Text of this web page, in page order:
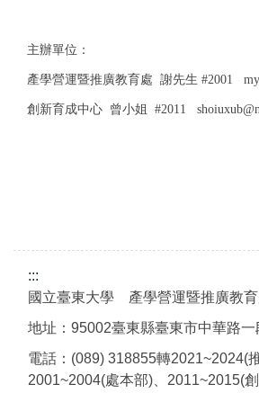
主辦單位：
產學營運暨推廣教育處 謝先生 #2001
創新育成中心 曾小姐 #2011
:::
國立臺東大學 產學營運暨推廣教
地址：95002臺東縣臺東市中華路一
電話：(089) 318855轉2021~2024(
2001~2004(處本部)、2011~2015(創